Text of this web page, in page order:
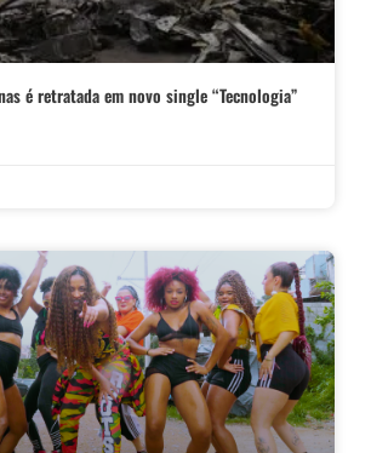
é retratada em novo single “Tecnologia”